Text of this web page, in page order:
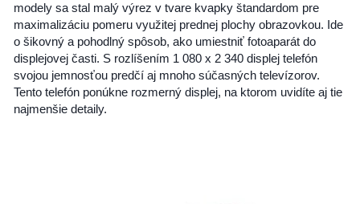
modely sa stal malý výrez v tvare kvapky štandardom pre
maximalizáciu pomeru využitej prednej plochy obrazovkou. Ide
o šikovný a pohodlný spôsob, ako umiestniť fotoaparát do
displejovej časti. S rozlíšením 1 080 x 2 340 displej telefón
svojou jemnosťou predčí aj mnoho súčasných televízorov.
Tento telefón ponúkne rozmerný displej, na ktorom uvidíte aj tie
najmenšie detaily.